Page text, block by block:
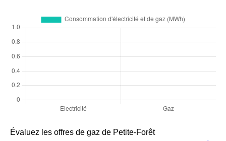
Évaluez les offres de gaz de Petite-Forêt